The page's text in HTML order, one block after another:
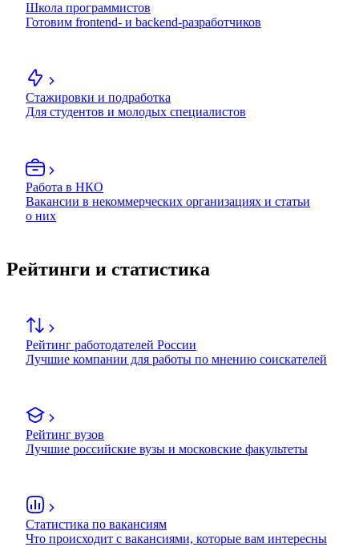
Школа программистов
Готовим frontend- и backend-разработчиков
Стажировки и подработка
Для студентов и молодых специалистов
Работа в НКО
Вакансии в некоммерческих организациях и статьи
о них
Рейтинги и статистика
Рейтинг работодателей России
Лучшие компании для работы по мнению соискателей
Рейтинг вузов
Лучшие российские вузы и московские факультеты
Статистика по вакансиям
Что происходит с вакансиями, которые вам интересны